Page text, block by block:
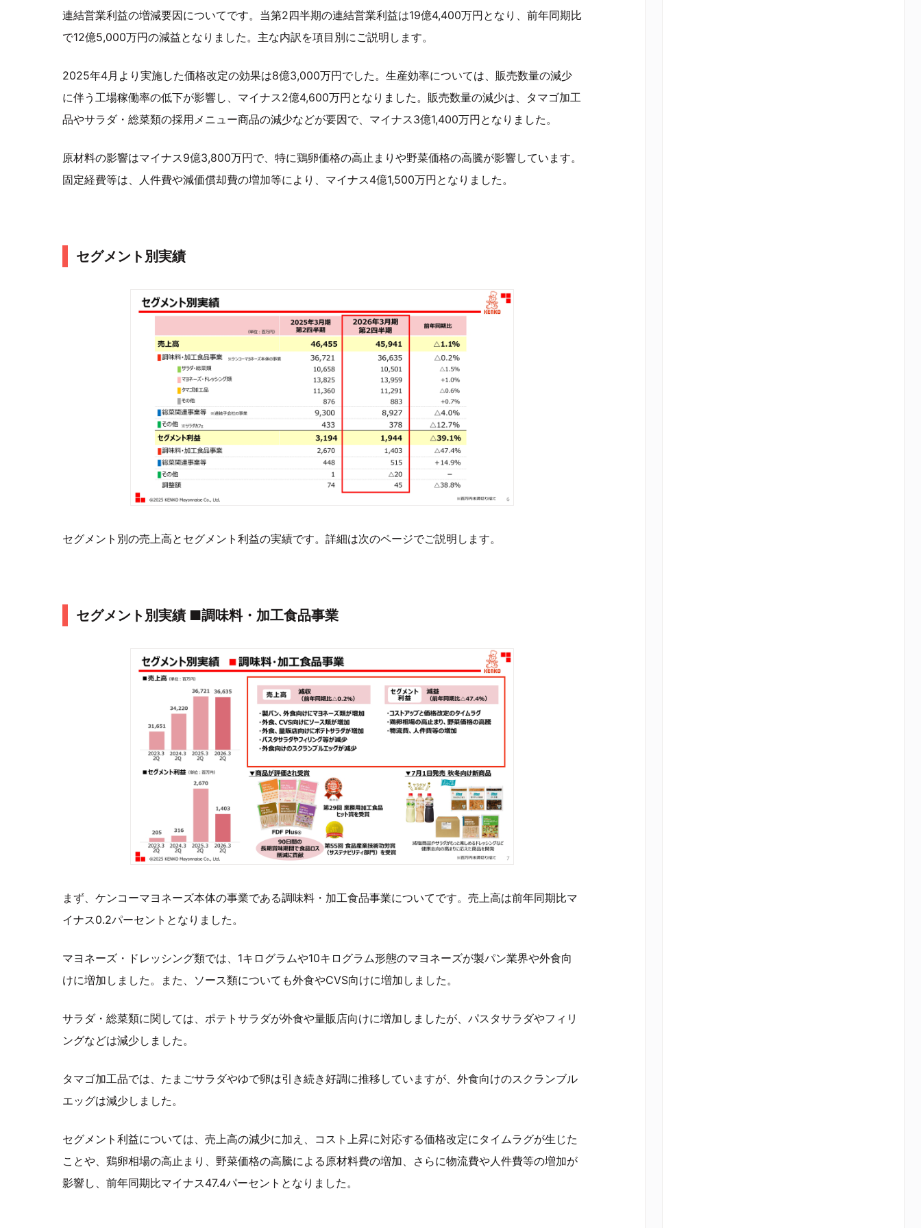
連結営業利益の増減要因についてです。当第2四半期の連結営業利益は19億4,400万円となり、前年同期比
で12億5,000万円の減益となりました。主な内訳を項目別にご説明します。
2025年4月より実施した価格改定の効果は8億3,000万円でした。生産効率については、販売数量の減少
に伴う工場稼働率の低下が影響し、マイナス2億4,600万円となりました。販売数量の減少は、タマゴ加工
品やサラダ・総菜類の採用メニュー商品の減少などが要因で、マイナス3億1,400万円となりました。
原材料の影響はマイナス9億3,800万円で、特に鶏卵価格の高止まりや野菜価格の高騰が影響しています。
固定経費等は、人件費や減価償却費の増加等により、マイナス4億1,500万円となりました。
セグメント別実績
セグメント別の売上高とセグメント利益の実績です。詳細は次のページでご説明します。
セグメント別実績 ■調味料・加工食品事業
まず、ケンコーマヨネーズ本体の事業である調味料・加工食品事業についてです。売上高は前年同期比マ
イナス0.2パーセントとなりました。
マヨネーズ・ドレッシング類では、1キログラムや10キログラム形態のマヨネーズが製パン業界や外食向
けに増加しました。また、ソース類についても外食やCVS向けに増加しました。
サラダ・総菜類に関しては、ポテトサラダが外食や量販店向けに増加しましたが、パスタサラダやフィリ
ングなどは減少しました。
タマゴ加工品では、たまごサラダやゆで卵は引き続き好調に推移していますが、外食向けのスクランブル
エッグは減少しました。
セグメント利益については、売上高の減少に加え、コスト上昇に対応する価格改定にタイムラグが生じた
ことや、鶏卵相場の高止まり、野菜価格の高騰による原材料費の増加、さらに物流費や人件費等の増加が
影響し、前年同期比マイナス47.4パーセントとなりました。